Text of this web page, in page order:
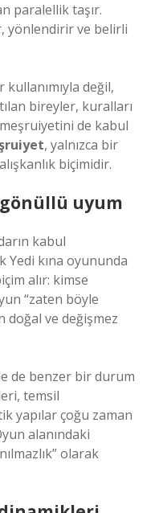
paralellik taşır.
yönlendirir ve belirli
değil,
bireyler, kuralları
de kabul
, yalnızca bir
biçimidir.
uyum
kabul
Yedi kına oyununda
alır: kimse
“zaten böyle
doğal ve değişmez
de benzer bir durum
temsil
yapılar çoğu zaman
alanındaki
olarak